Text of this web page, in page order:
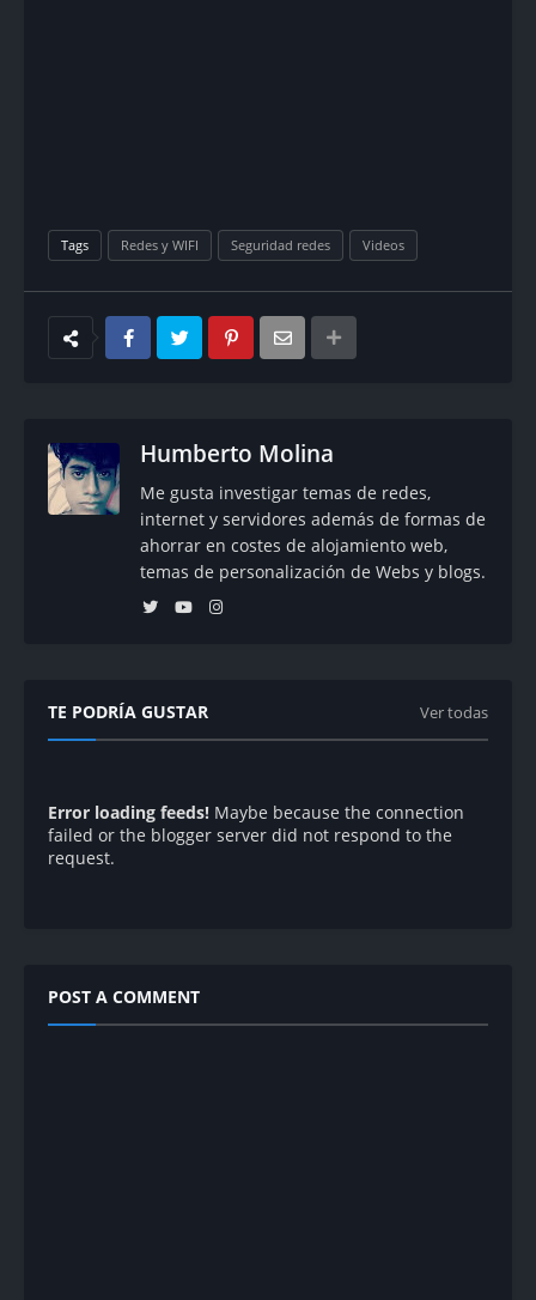
Tags Redes y WIFI Seguridad redes Videos
Humberto Molina
Me gusta investigar temas de redes,
internet y servidores además de formas de
ahorrar en costes de alojamiento web,
temas de personalización de Webs y blogs.
TE PODRÍA GUSTAR Ver todas
Error loading feeds! Maybe because the connection
failed or the blogger server did not respond to the
request.
POST A COMMENT